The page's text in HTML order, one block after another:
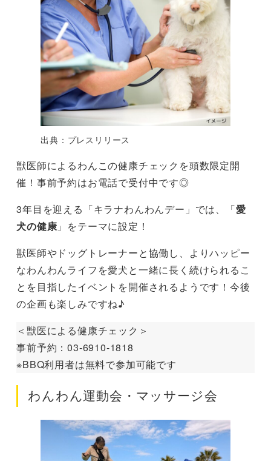
出典：プレスリリース
獣医師によるわんこの健康チェックを頭数限定開
催！事前予約はお電話で受付中です◎
3年目を迎える「キラナわんわんデー」では、「愛
犬の健康 」をテーマに設定！
獣医師やドッグトレーナーと協働し、よりハッピー
なわんわんライフを愛犬と一緒に長く続けられるこ
とを目指したイベントを開催されるようです！今後
の企画も楽しみですね♪
＜獣医による健康チェック＞
事前予約：03-6910-1818
※BBQ利用者は無料で参加可能です
わんわん運動会・マッサージ会